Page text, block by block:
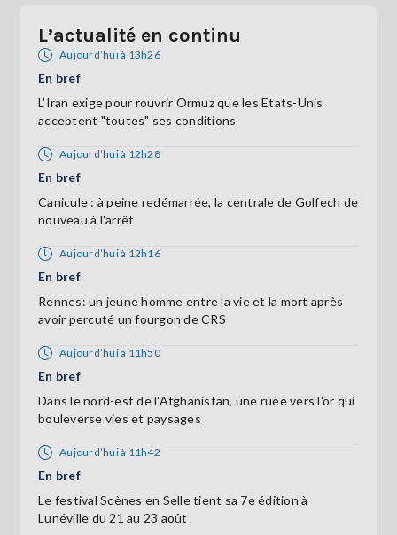
L’actualité en continu
Aujourd’hui à 13h26
En bref
L'Iran exige pour rouvrir Ormuz que les Etats-Unis
acceptent "toutes" ses conditions
Aujourd’hui à 12h28
En bref
Canicule : à peine redémarrée, la centrale de Golfech de
nouveau à l'arrêt
Aujourd’hui à 12h16
En bref
Rennes: un jeune homme entre la vie et la mort après
avoir percuté un fourgon de CRS
Aujourd’hui à 11h50
En bref
Dans le nord-est de l'Afghanistan, une ruée vers l'or qui
bouleverse vies et paysages
Aujourd’hui à 11h42
En bref
Le festival Scènes en Selle tient sa 7e édition à
Lunéville du 21 au 23 août